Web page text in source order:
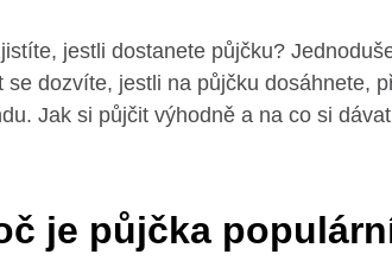
jestli dostanete půjčku?
se dozvíte, jestli na půjčku dosáhnete,
Jak si půjčit výhodně a na co si
je půjčka